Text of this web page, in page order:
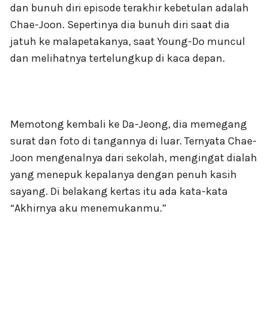
dan bunuh diri episode terakhir kebetulan adalah
Chae-Joon. Sepertinya dia bunuh diri saat dia
jatuh ke malapetakanya, saat Young-Do muncul
dan melihatnya tertelungkup di kaca depan.
Memotong kembali ke Da-Jeong, dia memegang
surat dan foto di tangannya di luar. Ternyata Chae-
Joon mengenalnya dari sekolah, mengingat dialah
yang menepuk kepalanya dengan penuh kasih
sayang. Di belakang kertas itu ada kata-kata
“Akhirnya aku menemukanmu.”